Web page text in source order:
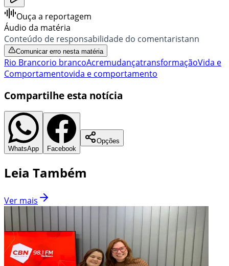
Ouça a reportagem
Áudio da matéria
Conteúdo de responsabilidade do comentaristann
Comunicar erro nesta matéria
Rio Brancorio brancoAcremudançatransformaçãoVida e
Comportamentovida e comportamento
Compartilhe esta notícia
WhatsApp Facebook
Opções
Leia Também
Ver mais